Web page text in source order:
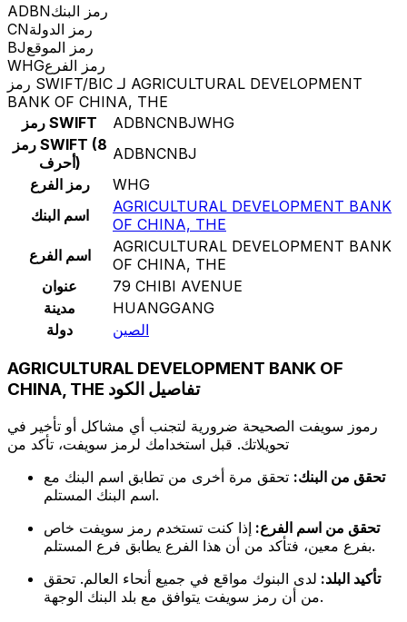
ADBNرمز البنك
CNرمز الدولة
BJرمز الموقع
WHGرمز الفرع
رمز SWIFT/BIC لـ AGRICULTURAL DEVELOPMENT
BANK OF CHINA, THE
رمز SWIFT
ADBNCNBJWHG
رمز SWIFT (8
أحرف)
ADBNCNBJ
رمز الفرع
WHG
اسم البنك
AGRICULTURAL DEVELOPMENT BANK
OF CHINA, THE
اسم الفرع
AGRICULTURAL DEVELOPMENT BANK
OF CHINA, THE
عنوان
79 CHIBI AVENUE
مدينة
HUANGGANG
دولة
الصين
AGRICULTURAL DEVELOPMENT BANK OF
CHINA, THE تفاصيل الكود
رموز سويفت الصحيحة ضرورية لتجنب أي مشاكل أو تأخير في
تحويلاتك. قبل استخدامك لرمز سويفت، تأكد من
تحقق من البنك: تحقق مرة أخرى من تطابق اسم البنك مع
اسم البنك المستلم.
تحقق من اسم الفرع: إذا كنت تستخدم رمز سويفت خاص
بفرع معين، فتأكد من أن هذا الفرع يطابق فرع المستلم.
تأكيد البلد: لدى البنوك مواقع في جميع أنحاء العالم. تحقق
من أن رمز سويفت يتوافق مع بلد البنك الوجهة.